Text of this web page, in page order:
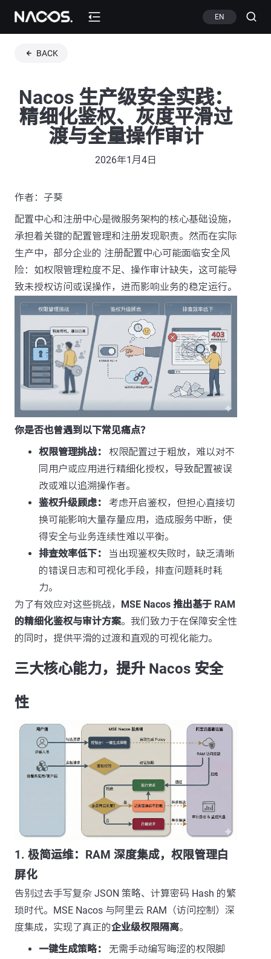
EN
BACK
Nacos 生产级安全实践：
精细化鉴权、灰度平滑过
渡与全量操作审计
2026年1月4日
作者：子葵
配置中心和注册中心是微服务架构的核心基础设施，
承担着关键的配置管理和注册发现职责。然而在实际
生产中，部分企业的 注册配置中心可能面临安全风
险：如权限管理粒度不足、操作审计缺失，这可能导
致未授权访问或误操作，进而影响业务的稳定运行。
你是否也曾遇到以下常见痛点？
权限管理挑战：
权限配置过于粗放，难以对不
同用户或应用进行精细化授权，导致配置被误
改或难以追溯操作者。
鉴权升级顾虑：
考虑开启鉴权，但担心直接切
换可能影响大量存量应用，造成服务中断，使
得安全与业务连续性难以平衡。
排查效率低下：
当出现鉴权失败时，缺乏清晰
的错误日志和可视化手段，排查问题耗时耗
力。
为了有效应对这些挑战， MSE Nacos 推出基于 RAM
的精细化鉴权与审计方案。我们致力于在保障安全性
的同时，提供平滑的过渡和直观的可视化能力。
三大核心能力，提升 Nacos 安全
性
1. 极简运维：RAM 深度集成，权限管理白
屏化
告别过去手写复杂 JSON 策略、计算密码 Hash 的繁
琐时代。MSE Nacos 与阿里云 RAM（访问控制）深
度集成，实现了真正的企业级权限隔离。
一键生成策略：
无需手动编写晦涩的权限脚